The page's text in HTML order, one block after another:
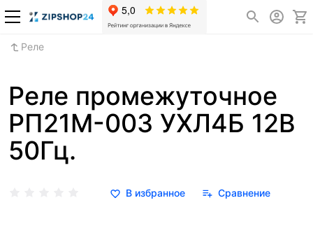
Реле
Реле промежуточное
РП21М-003 УХЛ4Б 12В
50Гц.
В избранное Сравнение